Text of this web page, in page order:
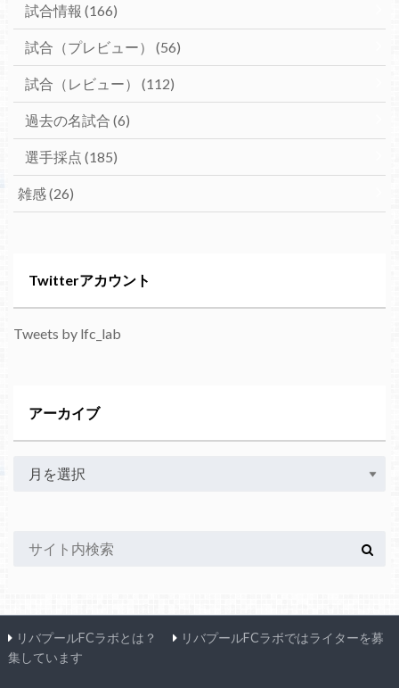
試合情報 (166)
試合（プレビュー） (56)
試合（レビュー） (112)
過去の名試合 (6)
選手採点 (185)
雑感(26)
Twitterアカウント
Tweets by lfc_lab
アーカイブ
リバプールFCラボとは？
リバプールFCラボではライターを募
集しています